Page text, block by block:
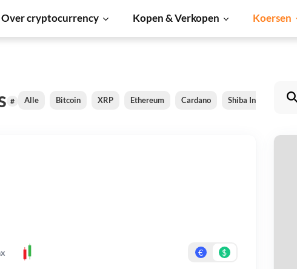
Over cryptocurrency Kopen & Verkopen Koersen
# Alle Bitcoin XRP Ethereum Cardano Shiba Inu
€ $